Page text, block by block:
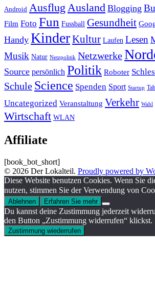
Android Ausflug Ausland Blogging
Film Foto Fun Fussball Gesundheit
Handy KinderKultur Laufen Lesen
Musik Natur Netzpolitik Netzwerke
Source persönlich Politik Roboter
Schule Science Spenden Sport Startup
Uncategorized Veranstaltung Verkehr Wahl
Wirtschaft WLAN
Affiliate
[book_bot_short]
© 2026 Der Lokalteil. Proudly powered by
Diese Website benutzen Cookies. Wenn Sie
nutzen, stimmen Sie der Verwendung von
Ablehnen
Erfahren Sie mehr
Du kannst deine Zustimmung jederzeit
den Button „Zustimmung widerrufen“ klickst.
Zustimmung wiederrufen